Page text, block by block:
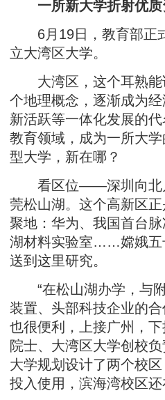
一所新大学折射优
6月19日，教育部正
立大湾区大学。
大湾区，这个耳熟能
个地理概念，逐渐成为
新活跃等一体化发展的
教育领域，成为一所大
型大学，新在哪？
看区位——深圳向北
莞松山湖。这个高新区正
聚地：华为、我国首台
湖材料实验室……嫦娥五
送到这里研究。
“在松山湖办学，与附
装置、头部科技企业的
也很便利，上接广州，
院士、大湾区大学创校
大学规划设计了两个校
投入使用，滨海湾校区还